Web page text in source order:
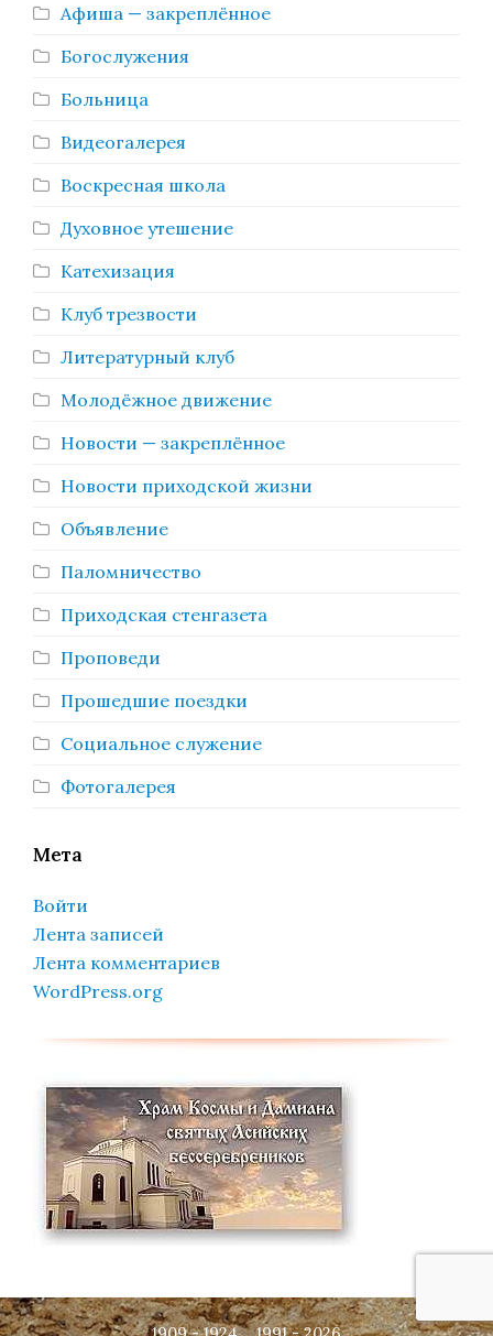
Афиша — закреплённое
Богослужения
Больница
Видеогалерея
Воскресная школа
Духовное утешение
Катехизация
Клуб трезвости
Литературный клуб
Молодёжное движение
Новости — закреплённое
Новости приходской жизни
Объявление
Паломничество
Приходская стенгазета
Проповеди
Прошедшие поездки
Социальное служение
Фотогалерея
Мета
Войти
Лента записей
Лента комментариев
WordPress.org